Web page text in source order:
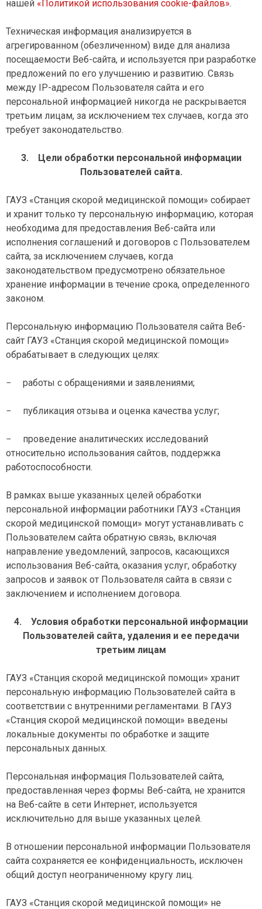
нашей «Политикой использования cookie-файлов».
Техническая информация анализируется в
агрегированном (обезличенном) виде для анализа
посещаемости Веб-сайта, и используется при разработке
предложений по его улучшению и развитию. Связь
между IP-адресом Пользователя сайта и его
персональной информацией никогда не раскрывается
третьим лицам, за исключением тех случаев, когда это
требует законодательство.
3. Цели обработки персональной информации
Пользователей сайта.
ГАУЗ «Станция скорой медицинской помощи» собирает
и хранит только ту персональную информацию, которая
необходима для предоставления Веб-сайта или
исполнения соглашений и договоров с Пользователем
сайта, за исключением случаев, когда
законодательством предусмотрено обязательное
хранение информации в течение срока, определенного
законом.
Персональную информацию Пользователя сайта Веб-
сайт ГАУЗ «Станция скорой медицинской помощи»
обрабатывает в следующих целях:
− работы с обращениями и заявлениями;
− публикация отзыва и оценка качества услуг;
− проведение аналитических исследований
относительно использования сайтов, поддержка
работоспособности.
В рамках выше указанных целей обработки
персональной информации работники ГАУЗ «Станция
скорой медицинской помощи» могут устанавливать с
Пользователем сайта обратную связь, включая
направление уведомлений, запросов, касающихся
использования Веб-сайта, оказания услуг, обработку
запросов и заявок от Пользователя сайта в связи с
заключением и исполнением договора.
4. Условия обработки персональной информации
Пользователей сайта, удаления и ее передачи
третьим лицам
ГАУЗ «Станция скорой медицинской помощи» хранит
персональную информацию Пользователей сайта в
соответствии с внутренними регламентами. В ГАУЗ
«Станция скорой медицинской помощи» введены
локальные документы по обработке и защите
персональных данных.
Персональная информация Пользователей сайта,
предоставленная через формы Веб-сайта, не хранится
на Веб-сайте в сети Интернет, используется
исключительно для выше указанных целей.
В отношении персональной информации Пользователя
сайта сохраняется ее конфиденциальность, исключен
общий доступ неограниченному кругу лиц.
ГАУЗ «Станция скорой медицинской помощи» не